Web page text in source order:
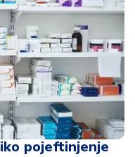
pojeftinjenje